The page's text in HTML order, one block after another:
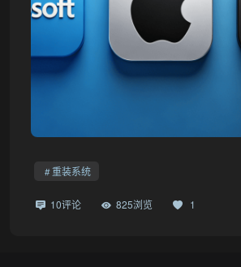
重装系统
10评论 825浏览 1